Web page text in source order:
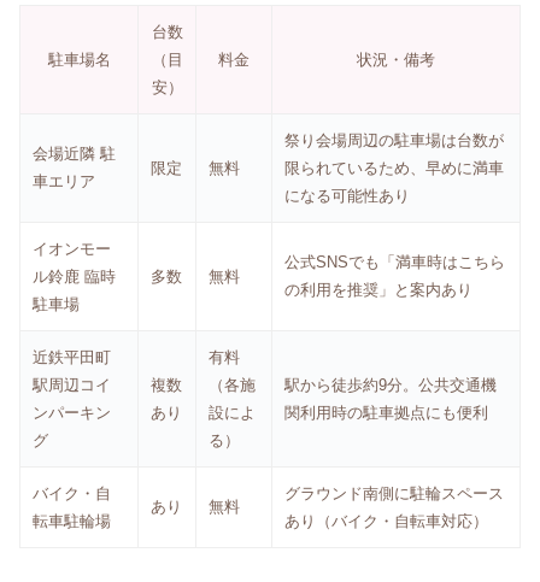
駐車場名
台数
（目
安）
料金 状況・備考
会場近隣 駐
車エリア
限定 無料
祭り会場周辺の駐車場は台数が
限られているため、早めに満車
になる可能性あり
イオンモー
ル鈴鹿 臨時
駐車場
多数 無料
公式SNSでも「満車時はこちら
の利用を推奨」と案内あり
近鉄平田町
駅周辺コイ
ンパーキン
グ
複数
あり
有料
（各施
設によ
る）
駅から徒歩約9分。公共交通機
関利用時の駐車拠点にも便利
バイク・自
転車駐輪場
あり 無料
グラウンド南側に駐輪スペース
あり（バイク・自転車対応）